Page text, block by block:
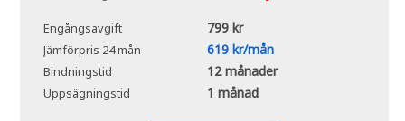
Engångsavgift 799 kr
Jämförpris 24 mån 619 kr/mån
Bindningstid 12 månader
Uppsägningstid 1 månad